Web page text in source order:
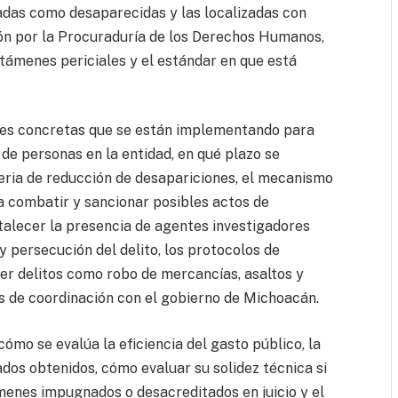
como desaparecidas y las localizadas con
por la Procuraduría de los Derechos Humanos,
periciales y el estándar en que está
concretas que se están implementando para
personas en la entidad, en qué plazo se
de reducción de desapariciones, el mecanismo
y sancionar posibles actos de
la presencia de agentes investigadores
persecución del delito, los protocolos de
delitos como robo de mercancías, asaltos y
coordinación con el gobierno de Michoacán.
se evalúa la eficiencia del gasto público, la
obtenidos, cómo evaluar su solidez técnica si
impugnados o desacreditados en juicio y el